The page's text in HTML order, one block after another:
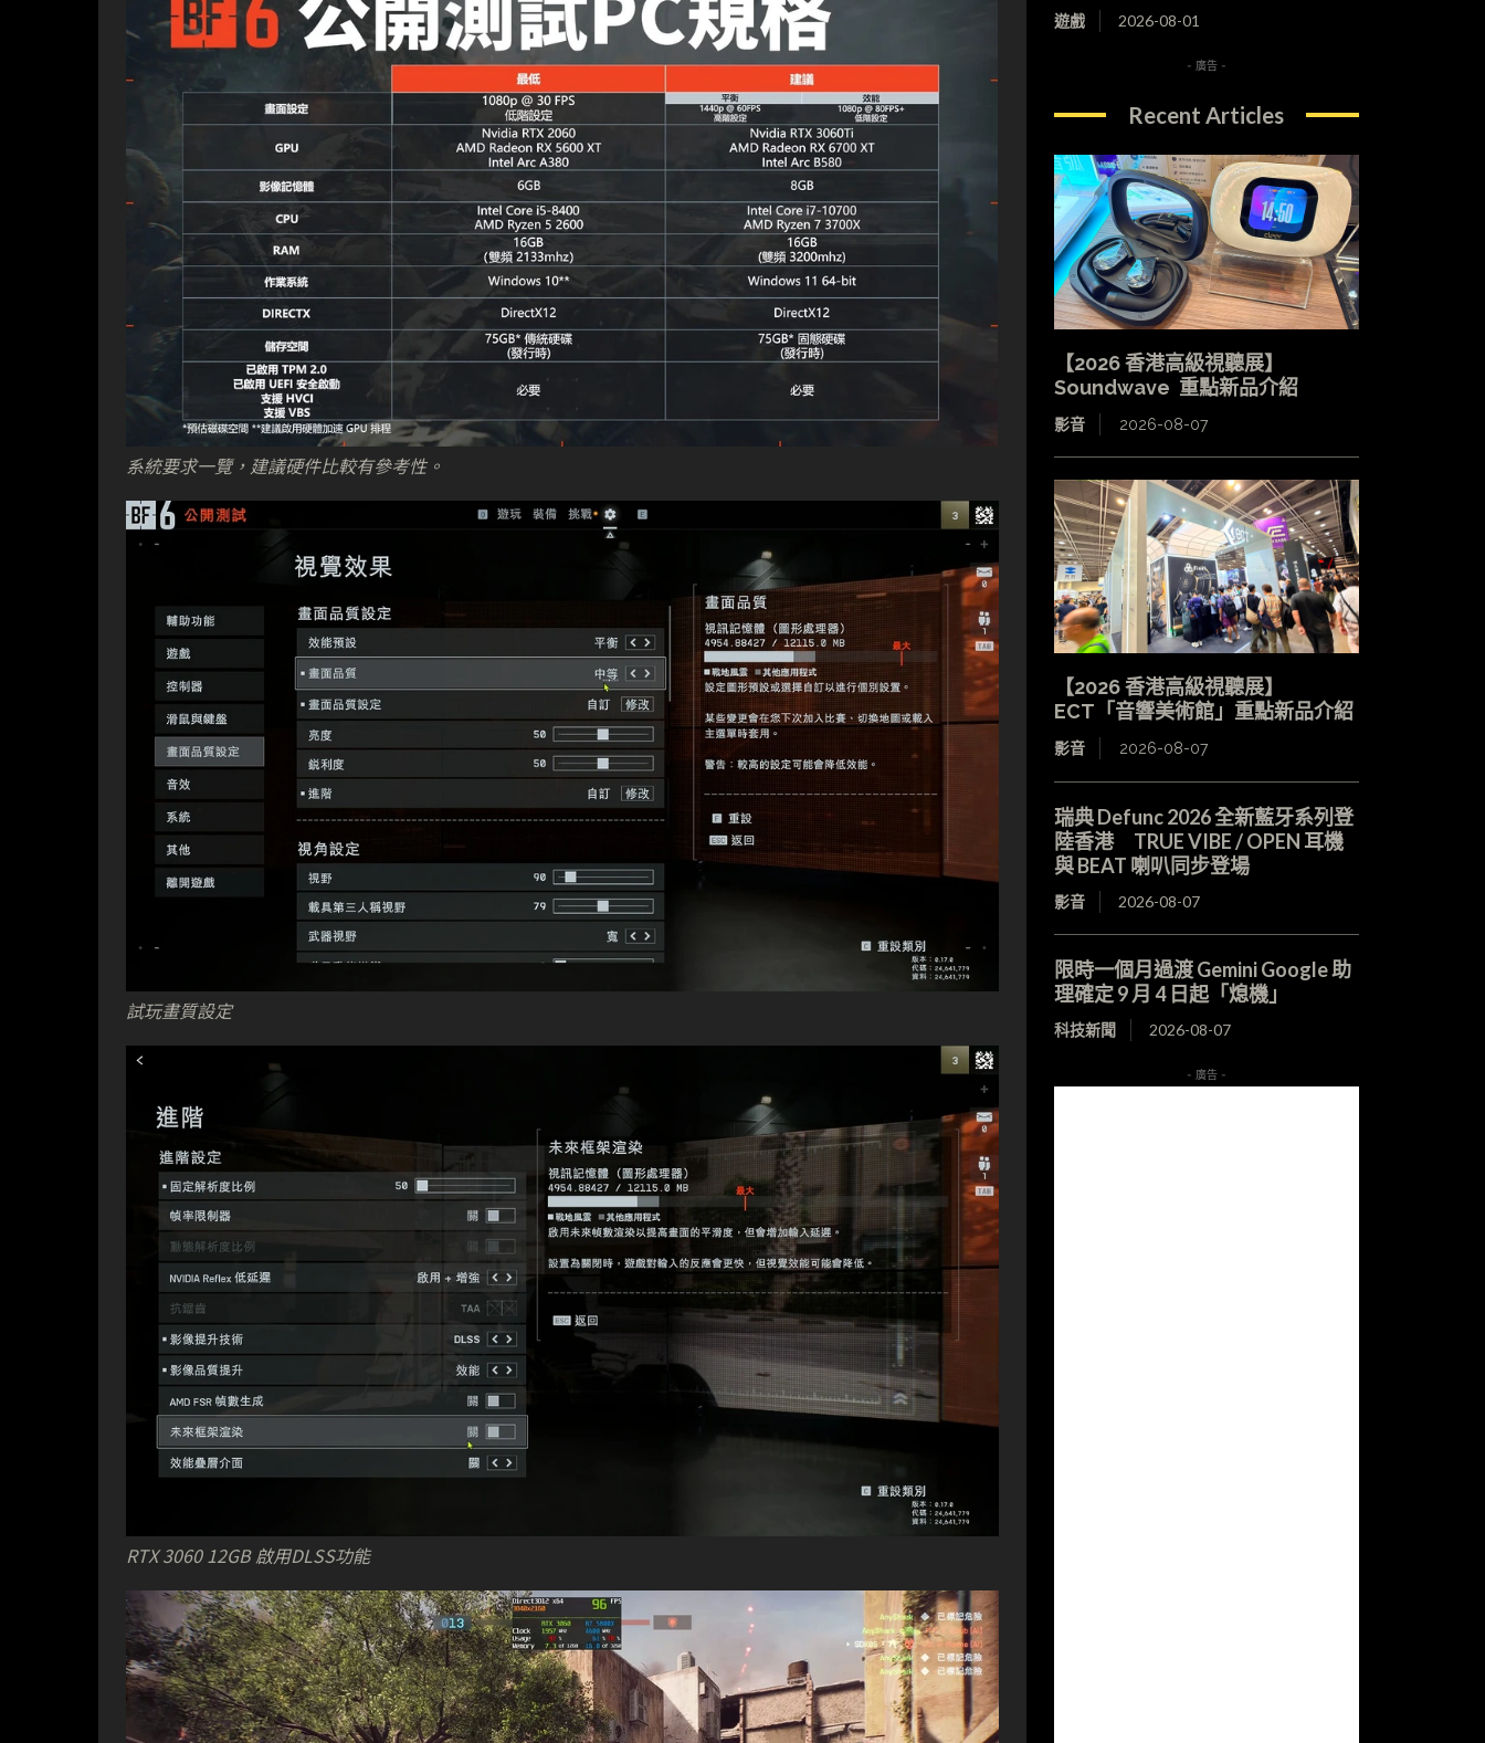
系統要求一覽，建議硬件比較有參考性。
試玩畫質設定
RTX 3060 12GB 啟用DLSS功能
遊戲 2026-08-01
- 廣告 -
Recent Articles
【2026 香港高級視聽展】
Soundwave 重點新品介紹
影音 2026-08-07
【2026 香港高級視聽展】
ECT「音響美術館」重點新品介紹
影音 2026-08-07
瑞典 Defunc 2026 全新藍牙系列登
陸香港 TRUE VIBE / OPEN 耳機
與 BEAT 喇叭同步登場
影音 2026-08-07
限時一個月過渡 Gemini Google 助
理確定 9 月 4 日起「熄機」
科技新聞 2026-08-07
- 廣告 -